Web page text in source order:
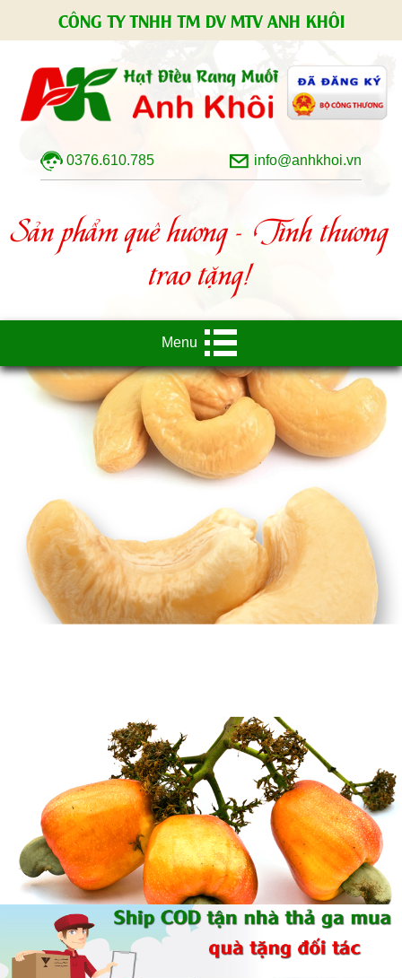
CÔNG TY TNHH TM DV MTV ANH KHÔI
0376.610.785 info@anhkhoi.vn
Sản phẩm quê hương - Tình thương
trao tặng!
Menu